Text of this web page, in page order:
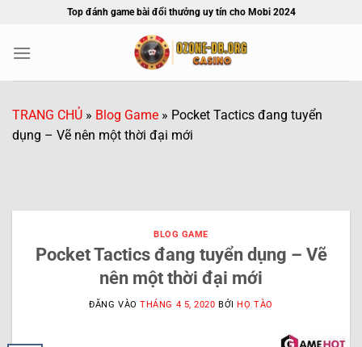
nội
Top đánh game bài đổi thưởng uy tín cho Mobi 2024
TRANG CHỦ » Blog Game » Pocket Tactics đang tuyển
dụng – Vẽ nên một thời đại mới
BLOG GAME
Pocket Tactics đang tuyển dụng – Vẽ
nên một thời đại mới
ĐĂNG VÀOTHÁNG 4 5, 2020 BỞIHỌ TÀO